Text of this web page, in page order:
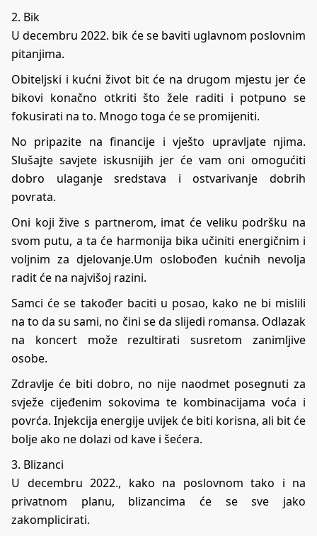
2. Bik
U decembru 2022. bik će se baviti uglavnom poslovnim
pitanjima.
Obiteljski i kućni život bit će na drugom mjestu jer će
bikovi konačno otkriti što žele raditi i potpuno se
fokusirati na to. Mnogo toga će se promijeniti.
No pripazite na financije i vješto upravljate njima.
Slušajte savjete iskusnijih jer će vam oni omogućiti
dobro ulaganje sredstava i ostvarivanje dobrih
povrata.
Oni koji žive s partnerom, imat će veliku podršku na
svom putu, a ta će harmonija bika učiniti energičnim i
voljnim za djelovanje.Um oslobođen kućnih nevolja
radit će na najvišoj razini.
Samci će se također baciti u posao, kako ne bi mislili
na to da su sami, no čini se da slijedi romansa. Odlazak
na koncert može rezultirati susretom zanimljive
osobe.
Zdravlje će biti dobro, no nije naodmet posegnuti za
svježe cijeđenim sokovima te kombinacijama voća i
povrća. Injekcija energije uvijek će biti korisna, ali bit će
bolje ako ne dolazi od kave i šećera.
3. Blizanci
U decembru 2022., kako na poslovnom tako i na
privatnom planu, blizancima će se sve jako
zakomplicirati.